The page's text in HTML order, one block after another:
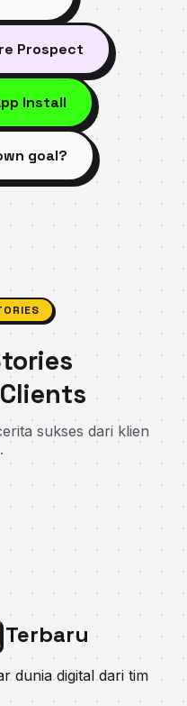
Prospect
Install
goal?
sukses dari klien
Terbaru
dunia digital dari tim